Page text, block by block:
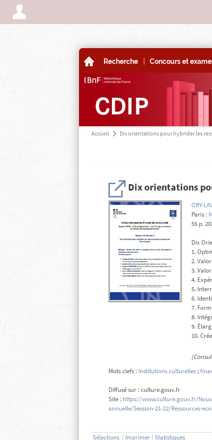
A
A Recherche | Concours et
Accueil a Dix orientations pour hybrider les
H Dix orientations
ORY-
Paris :
55 p.
Dix
1.
2.
3.
4.
5.
6.
7.
8.
9.
10.
Mots clefs : Institutions culturelles ;
Diffusé sur : culture.gouv.fr
Site : https://www.culture.gouv.fr/
annuelle/Session-21-22/Ressources-
Sélections | Imprimer | Statistiques